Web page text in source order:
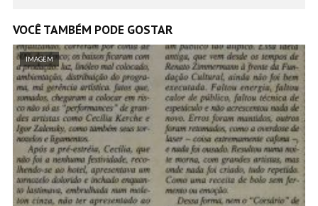
VOCÊ TAMBÉM PODE GOSTAR
IMAGEM